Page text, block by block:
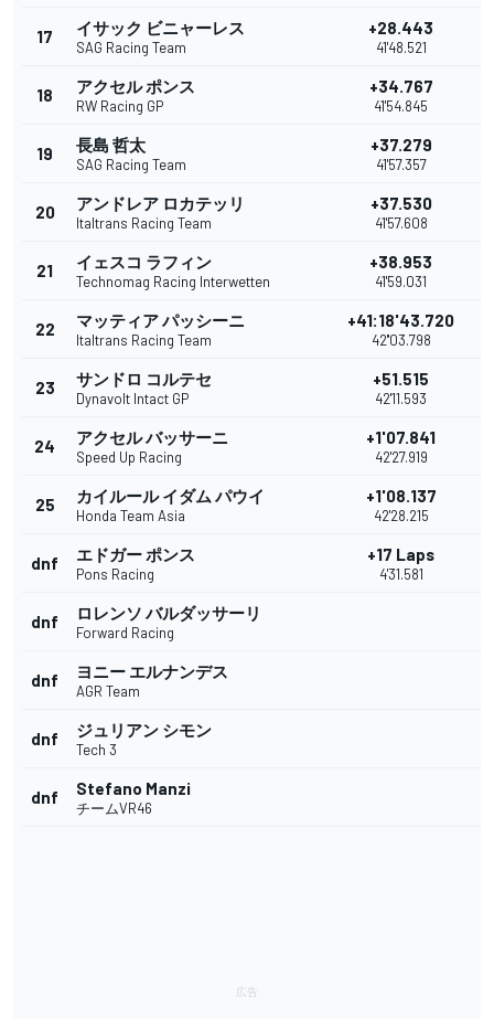
17 イサック ビニャーレス
SAG Racing Team
+28.443
41'48.521
18 アクセル ポンス
RW Racing GP
+34.767
41'54.845
19 長島 哲太
SAG Racing Team
+37.279
41'57.357
20 アンドレア ロカテッリ
Italtrans Racing Team
+37.530
41'57.608
21 イェスコ ラフィン
Technomag Racing Interwetten
+38.953
41'59.031
22 マッティア パッシーニ
Italtrans Racing Team
+41:18'43.720
42''03.798
23 サンドロ コルテセ
Dynavolt Intact GP
+51.515
42'11.593
24 アクセル バッサーニ
Speed Up Racing
+1'07.841
42'27.919
25 カイルール イダム パウイ
Honda Team Asia
+1'08.137
42'28.215
dnf エドガー ポンス
Pons Racing
+17 Laps
4'31.581
dnf ロレンソ バルダッサーリ
Forward Racing
dnf ヨニー エルナンデス
AGR Team
dnf ジュリアン シモン
Tech 3
dnf Stefano Manzi
チームVR46